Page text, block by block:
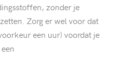
zonder je
Zorg er wel voor dat
een uur) voordat je